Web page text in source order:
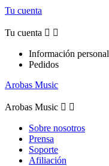
Tu cuenta
Tu cuenta  
Información personal
Pedidos
Arobas Music
Arobas Music  
Sobre nosotros
Prensa
Soporte
Afiliación